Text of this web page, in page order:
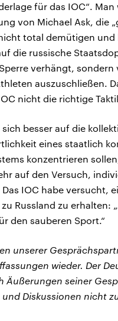
für das IOC“.
von Michael Ask, die
total demütigen und
die russische
verhängt, sondern
auszuschließen.
nicht die richtige
besser auf die
eines staatlich
konzentrieren
auf den Versuch,
IOC habe versucht,
Russland zu erhalten:
den sauberen Sport.“
unserer
wieder. Der
Äußerungen seiner
Diskussionen nicht